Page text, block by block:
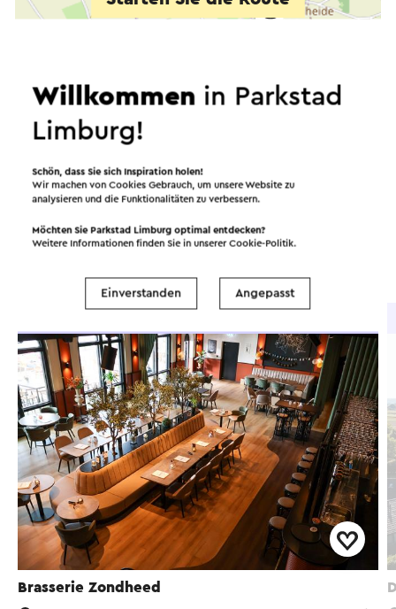
Brasserie Zondheed
Willkommen in Parkstad
Limburg!
Schön, dass Sie sich Inspiration holen!
Wir machen von Cookies Gebrauch, um unsere Website zu
analysieren und die Funktionalitäten zu verbessern.
Möchten Sie Parkstad Limburg optimal entdecken?
Weitere Informationen finden Sie in unsererCookie-Politik.
Einverstanden Angepasst